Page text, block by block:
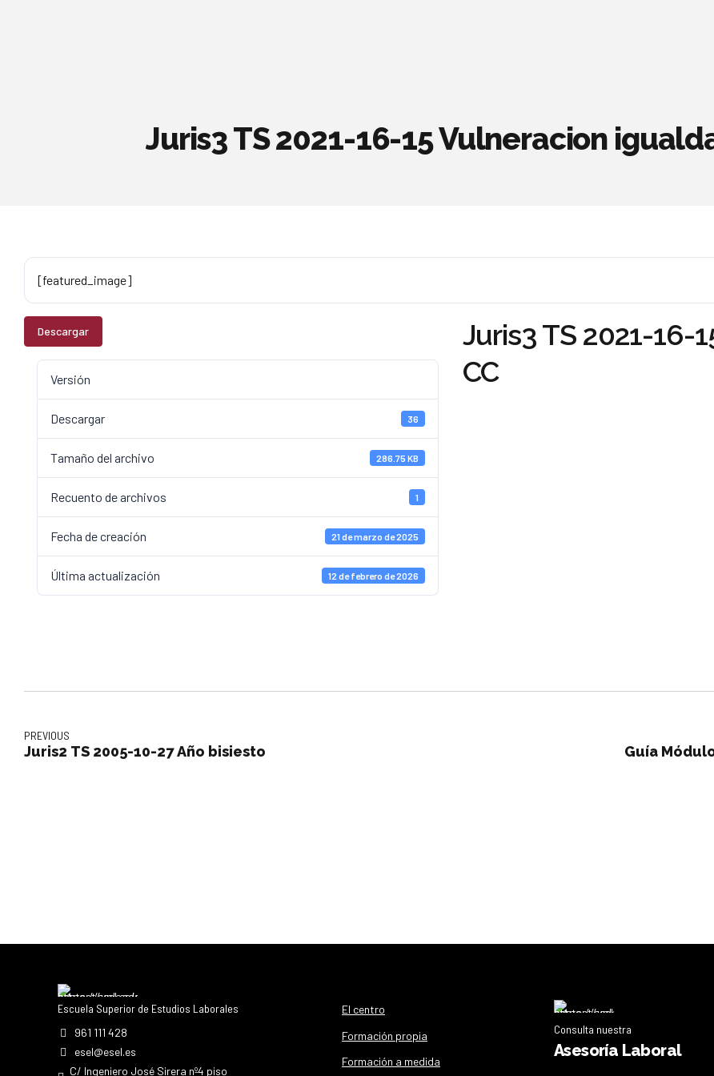
Juris3 TS 2021-16-15 Vulneracion
[featured_image]
Descargar
Versión
Descargar 36
Tamaño del archivo 286.75 KB
Recuento de archivos 1
Fecha de creación 21 de marzo de 2025
Última actualización 12 de febrero de 2026
Juris3 TS 2021-16-
CC
PREVIOUS
Juris2 TS 2005-10-27 Año bisiesto Guía
Escuela Superior de Estudios Laborales
961 111 428
esel@esel.es
C/ Ingeniero José Sirera nº4 piso
El centro
Formación propia
Formación a medida
Consulta nuestra
Asesoría Laboral